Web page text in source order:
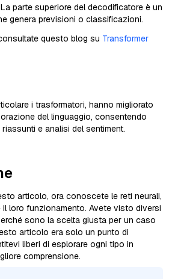
parte superiore del decodificatore è un
genera previsioni o classificazioni.
questo blog su Transformer
i trasformatori, hanno migliorato
del linguaggio, consentendo
e analisi del sentiment.
articolo, ora conoscete le reti neurali,
il loro funzionamento. Avete visto diversi
sono la scelta giusta per un caso
articolo era solo un punto di
liberi di esplorare ogni tipo in
comprensione.